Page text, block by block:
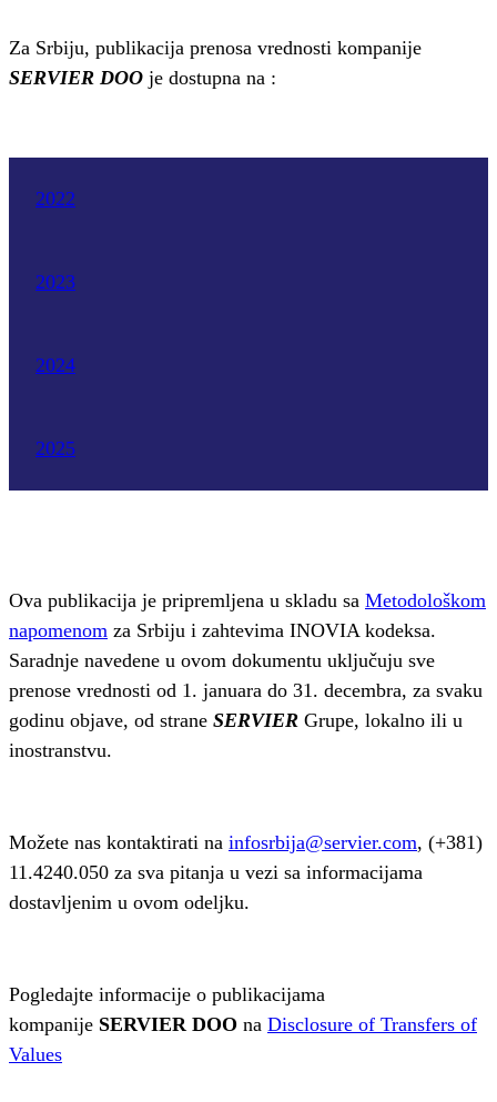
Za Srbiju, publikacija prenosa vrednosti kompanije
SERVIER DOO je dostupna na :
2022
2023
2024
2025
Ova publikacija je pripremljena u skladu sa Metodološkom
napomenom za Srbiju i zahtevima INOVIA kodeksa.
Saradnje navedene u ovom dokumentu uključuju sve
prenose vrednosti od 1. januara do 31. decembra, za svaku
godinu objave, od strane SERVIER Grupe, lokalno ili u
inostranstvu.
Možete nas kontaktirati na infosrbija@servier.com, (+381)
11.4240.050 za sva pitanja u vezi sa informacijama
dostavljenim u ovom odeljku.
Pogledajte informacije o publikacijama
kompanije SERVIER DOO na Disclosure of Transfers of
Values